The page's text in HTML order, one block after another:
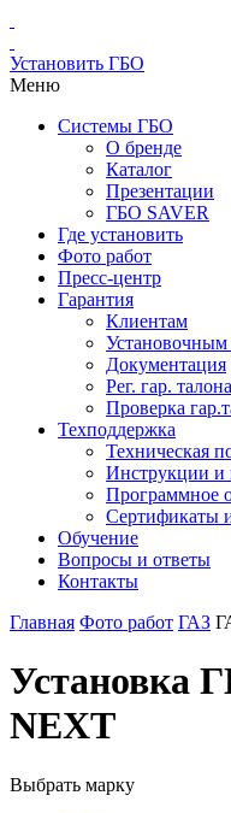
Установить ГБО
Меню
Системы ГБО
О бренде
Каталог
Презентации
ГБО SAVER
Где установить
Фото работ
Пресс-центр
Гарантия
Клиентам
Установочным
Документация
Рег. гар. талона
Проверка
Техподдержка
Техническая
Инструкции и
Программное
Сертификаты
Обучение
Вопросы и ответы
Контакты
Главная Фото работ ГАЗ
Установка
NEXT
Выбрать марку